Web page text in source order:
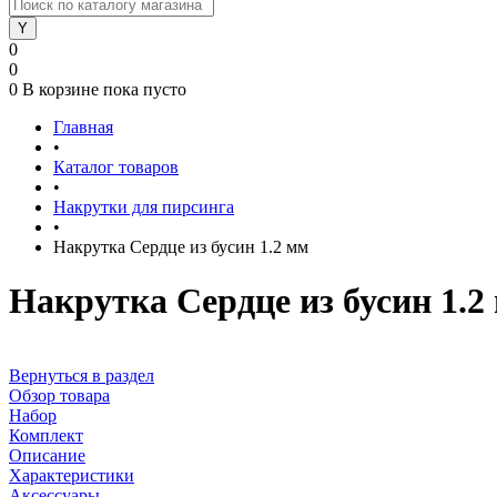
0
0
0 В корзине пока пусто
Главная
•
Каталог товаров
•
Накрутки для пирсинга
•
Накрутка Сердце из бусин 1.2 мм
Накрутка Сердце из бусин
Вернуться в раздел
Обзор товара
Набор
Комплект
Описание
Характеристики